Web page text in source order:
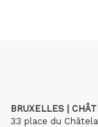
BRUXELLES |
33 place du